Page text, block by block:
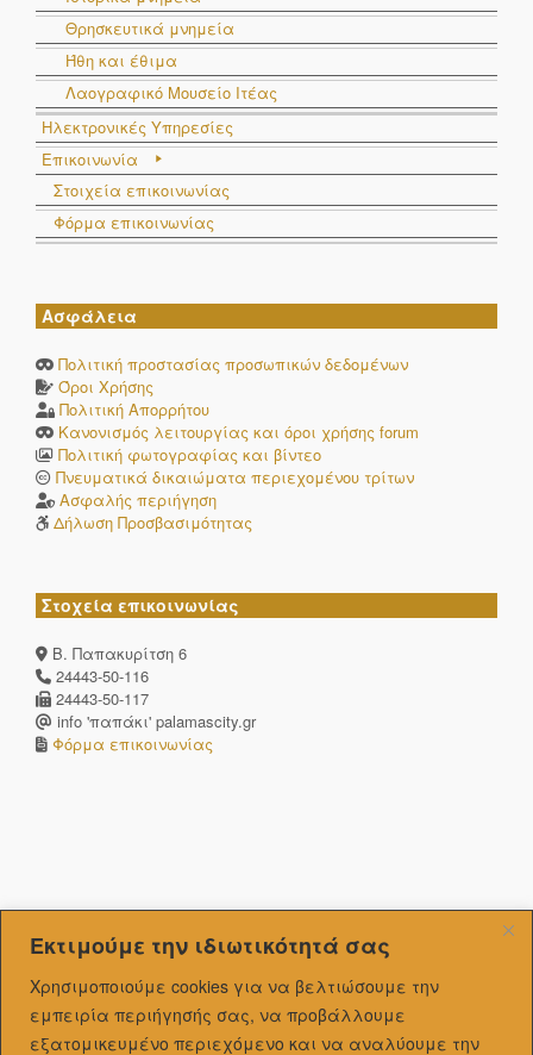
Εκτιμούμε την ιδιωτικότητά σας
Χρησιμοποιούμε cookies για να βελτιώσουμε την
εμπειρία περιήγησής σας, να προβάλλουμε
εξατομικευμένo περιεχόμενο και να αναλύουμε την
Θρησκευτικά μνημεία
Ήθη και έθιμα
Λαογραφικό Μουσείο Ιτέας
Ηλεκτρονικές Υπηρεσίες
Επικοινωνία
Στοιχεία επικοινωνίας
Φόρμα επικοινωνίας
Ασφάλεια
Πολιτική προστασίας προσωπικών δεδομένων
Όροι Χρήσης
Πολιτική Απορρήτου
Κανονισμός λειτουργίας και όροι χρήσης forum
Πολιτική φωτογραφίας και βίντεο
Πνευματικά δικαιώματα περιεχομένου τρίτων
Ασφαλής περιήγηση
Δήλωση Προσβασιμότητας
Στοχεία επικοινωνίας
Β. Παπακυρίτση 6
24443-50-116
24443-50-117
info 'παπάκι' palamascity.gr
Φόρμα επικοινωνίας